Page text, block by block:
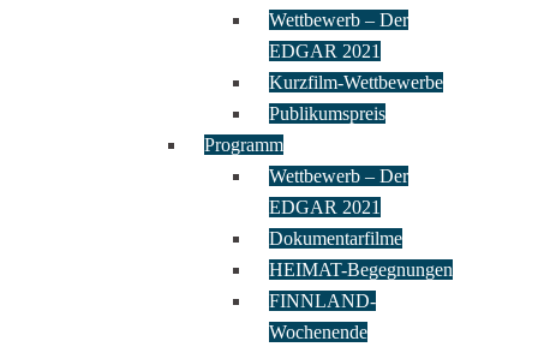
Wettbewerb – Der
EDGAR 2021
Kurzfilm-Wettbewerbe
Publikumspreis
Programm
Wettbewerb – Der
EDGAR 2021
Dokumentarfilme
HEIMAT-Begegnungen
FINNLAND-
Wochenende